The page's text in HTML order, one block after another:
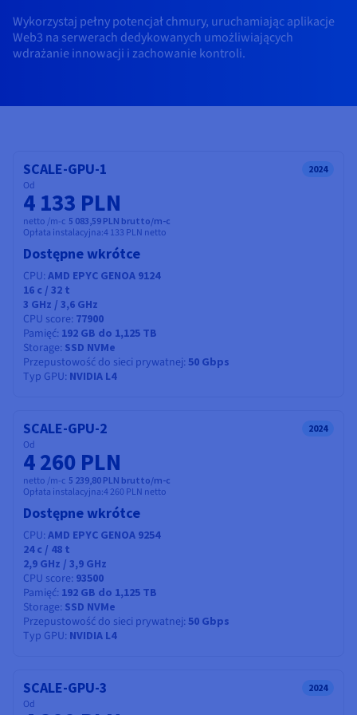
Cennik
Dostępność według regionów
Dokumentacja
Monitorowanie
Roadmap & Changelog
Roadmap & Changelog
Roadmap & Changelog
Wykorzystaj pełny potencjał chmury, uruchamiając aplikacje
Web3 na serwerach dedykowanych umożliwiających
wdrażanie innowacji i zachowanie kontroli.
SCALE-GPU-1 2024
Od
4 133 PLN
netto /m-c 5 083,59 PLN brutto/m-c
Opłata instalacyjna:4 133 PLN netto
Dostępne wkrótce
CPU AMD EPYC GENOA 9124
16 c / 32 t
3 GHz / 3,6 GHz
CPU score 77900
Pamięć 192 GB do 1,125 TB
Storage SSD NVMe
Przepustowość do sieci prywatnej 50 Gbps
Typ GPU NVIDIA L4
SCALE-GPU-2 2024
Od
4 260 PLN
netto /m-c 5 239,80 PLN brutto/m-c
Opłata instalacyjna:4 260 PLN netto
Dostępne wkrótce
CPU AMD EPYC GENOA 9254
24c / 48 t
2,9 GHz / 3,9 GHz
CPU score 93500
Pamięć 192 GB do 1,125 TB
Storage SSD NVMe
Przepustowość do sieci prywatnej 50 Gbps
Typ GPU NVIDIA L4
SCALE-GPU-3 2024
Od